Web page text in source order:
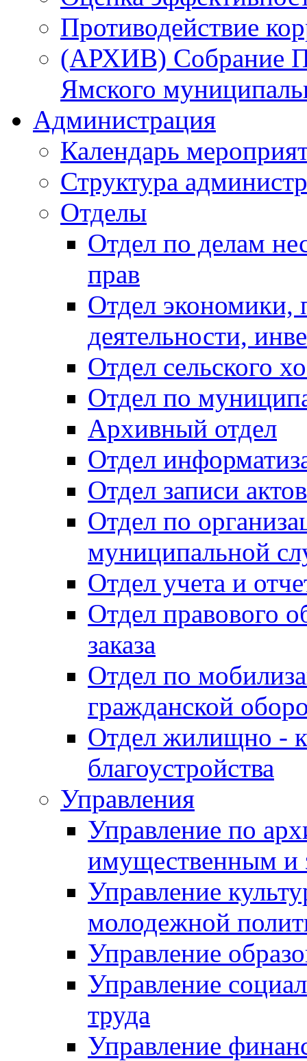
Противодействие
(АРХИВ) Собрание
Ямского
Администрация
Календарь
Структура
Отделы
Отдел по делам
прав
Отдел экономики,
деятельности,
Отдел сельского
Отдел по
Архивный отдел
Отдел
Отдел записи
Отдел по
муниципальной
Отдел учета и
Отдел правового
заказа
Отдел по
гражданской
Отдел жилищно -
благоустройства
Управления
Управление по
имущественным и
Управление
молодежной
Управление
Управление
труда
Управление